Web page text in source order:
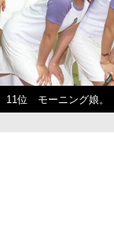
11位 モーニング娘。